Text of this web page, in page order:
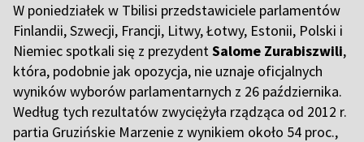
W poniedziałek w Tbilisi przedstawiciele parlamentów
Finlandii, Szwecji, Francji, Litwy, Łotwy, Estonii, Polski i
Niemiec spotkali się z prezydentSalome Zurabiszwili,
która, podobnie jak opozycja, nie uznaje oficjalnych
wyników wyborów parlamentarnych z 26 października.
Według tych rezultatów zwyciężyła rządząca od 2012 r.
partia Gruzińskie Marzenie z wynikiem około 54 proc.,